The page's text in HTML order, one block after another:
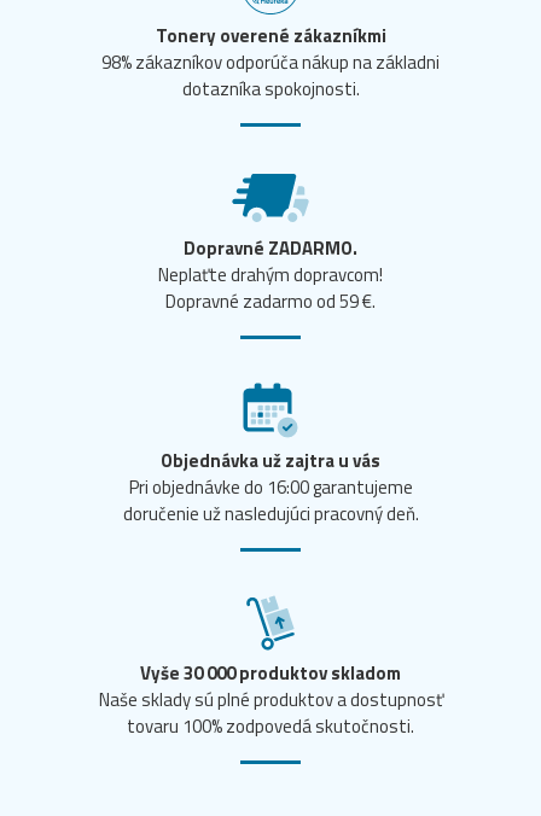
Tonery overené zákazníkmi
98% zákazníkov odporúča nákup na základni
dotazníka spokojnosti.
Dopravné ZADARMO.
Neplaťte drahým dopravcom!
Dopravné zadarmo od 59 €.
Objednávka už zajtra u vás
Pri objednávke do 16:00 garantujeme
doručenie už nasledujúci pracovný deň.
Vyše 30 000 produktov skladom
Naše sklady sú plné produktov a dostupnosť
tovaru 100% zodpovedá skutočnosti.